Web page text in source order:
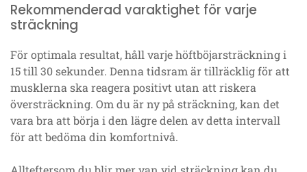
Rekommenderad varaktighet för varje
sträckning
För optimala resultat, håll varje höftböjarsträckning i
15 till 30 sekunder. Denna tidsram är tillräcklig för att
musklerna ska reagera positivt utan att riskera
översträckning. Om du är ny på sträckning, kan det
vara bra att börja i den lägre delen av detta intervall
för att bedöma din komfortnivå.